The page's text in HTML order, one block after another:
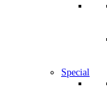
Special